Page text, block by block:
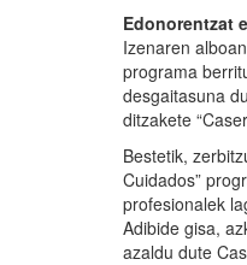
Edonorentzat
Izenaren
programa
desgaitasuna
ditzakete
Bestetik,
Cuidados”
profesionalek
Adibide gisa,
azaldu dute